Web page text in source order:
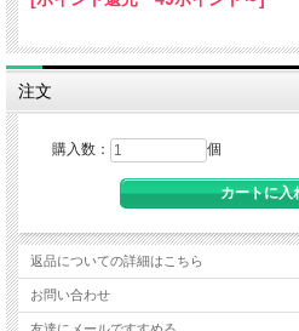
注文
購入数： 個
返品についての詳細はこちら
お問い合わせ